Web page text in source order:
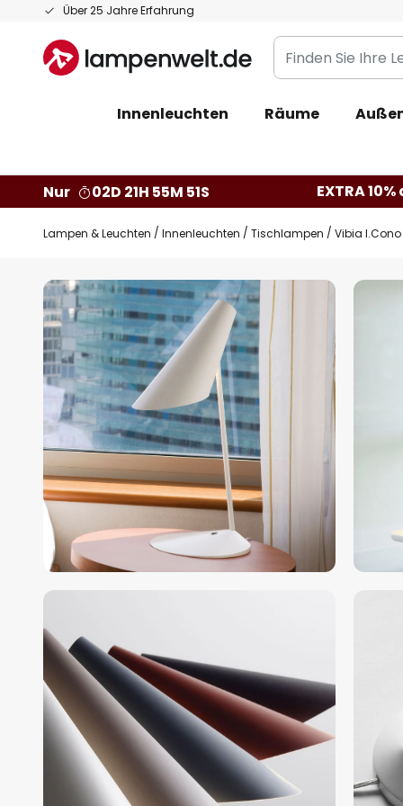
Über 25 Jahre Erfahrung
Zum
springen
Finden
Sie
Leuchte...
Innenleuchten Räume
Nur 02D 21H 55M 50S EXTRA
Lampen & Leuchten Innenleuchten Tischlampen Vibia
Zum
Ende
der
Bildgalerie
springen